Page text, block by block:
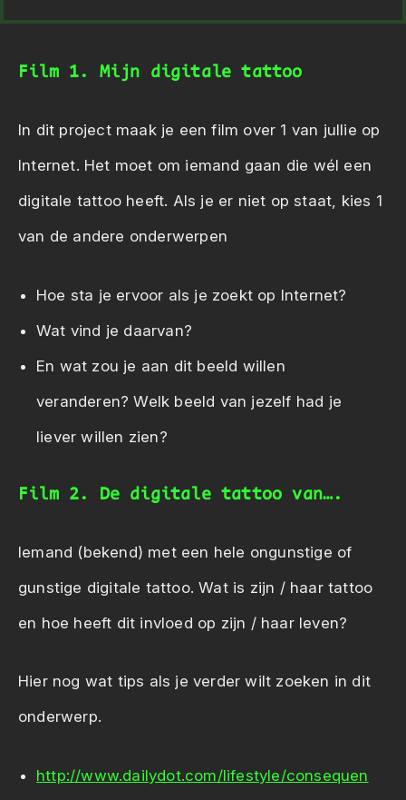
Film 1. Mijn digitale tattoo
In dit project maak je een film over 1 van jullie op
Internet. Het moet om iemand gaan die wél een
digitale tattoo heeft. Als je er niet op staat, kies 1
van de andere onderwerpen
Hoe sta je ervoor als je zoekt op Internet?
Wat vind je daarvan?
En wat zou je aan dit beeld willen
veranderen? Welk beeld van jezelf had je
liever willen zien?
Film 2. De digitale tattoo van….
Iemand (bekend) met een hele ongunstige of
gunstige digitale tattoo. Wat is zijn / haar tattoo
en hoe heeft dit invloed op zijn / haar leven?
Hier nog wat tips als je verder wilt zoeken in dit
onderwerp.
http://www.dailydot.com/lifestyle/consequen